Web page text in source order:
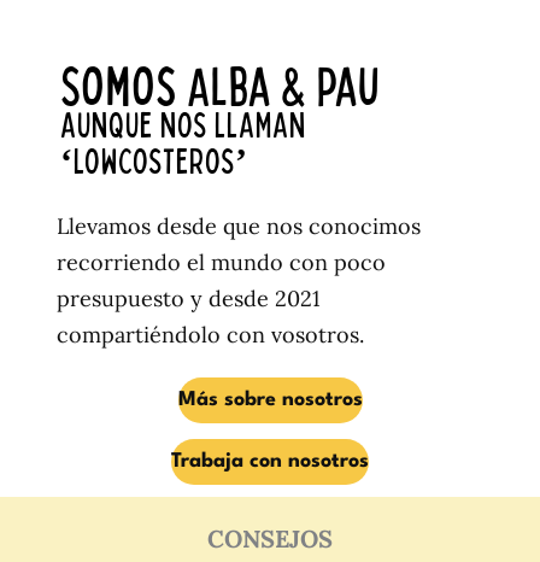
Somos Alba & pau
AUNQUE NOS LLAMAN
‘LOWCOSTEROS’
Llevamos desde que nos conocimos
recorriendo el mundo con poco
presupuesto y desde 2021
compartiéndolo con vosotros.
Más sobre nosotros
Trabaja con nosotros
CONSEJOS